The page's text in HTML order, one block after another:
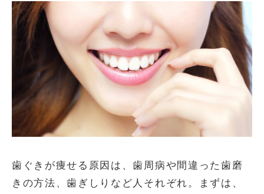
歯ぐきが痩せる原因は、歯周病や間違った歯磨
きの方法、歯ぎしりなど人それぞれ。まずは、